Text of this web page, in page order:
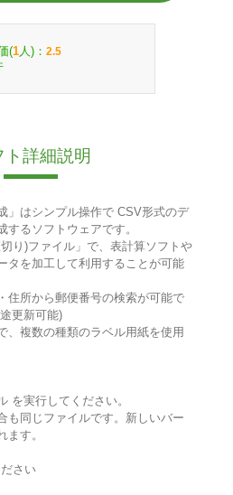
(1 人)： 2.5
ト詳細説明
」はシンプル操作で CSV形式のデ
るソフトウェアです。
り)ファイル」で、表計算ソフトや
タを加工して利用することが可能
住所から郵便番号の検索が可能で
更新可能)
、複数の種類のラベル用紙を使用
を実行してください。
も同じファイルです。新しいバー
す。
さい